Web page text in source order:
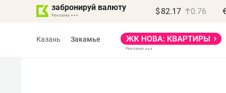
забронируй валюту $ 82.17 0.76
Казань Закамье